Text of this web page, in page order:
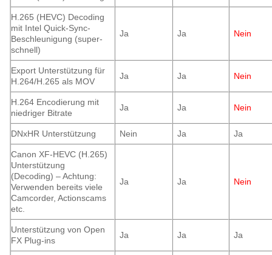
H.265 (HEVC) Decoding
mit Intel Quick-Sync-
Beschleunigung (super-
schnell)
Ja Ja Nein
Export Unterstützung für
H.264/H.265 als MOV
Ja Ja Nein
H.264 Encodierung mit
niedriger Bitrate
Ja Ja Nein
DNxHR Unterstützung Nein Ja Ja
Canon XF-HEVC (H.265)
Unterstützung
(Decoding) – Achtung:
Verwenden bereits viele
Camcorder, Actionscams
etc.
Ja Ja Nein
Unterstützung von Open
FX Plug-ins
Ja Ja Ja